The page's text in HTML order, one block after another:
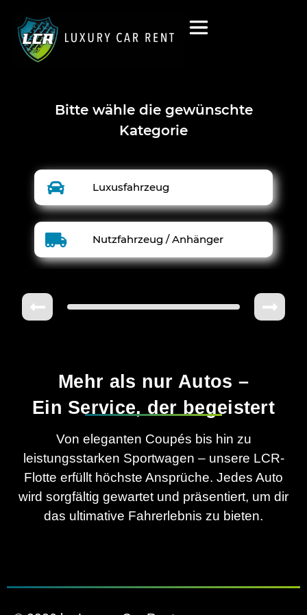
Bitte wähle die gewünschte
Kategorie
Luxusfahrzeug
Nutzfahrzeug / Anhänger
Mehr als nur Autos –
Ein Service, der begeistert
Von eleganten Coupés bis hin zu
leistungsstarken Sportwagen – unsere LCR-
Flotte erfüllt höchste Ansprüche. Jedes Auto
wird sorgfältig gewartet und präsentiert, um dir
das ultimative Fahrerlebnis zu bieten.